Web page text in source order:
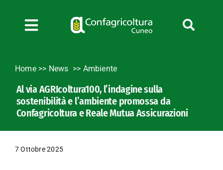
contenuto
Toggle
News
Bandi
Formazione
Convenzioni
Home>> News Ambiente
Al via AGRIcoltura100, l’indagine sulla
sostenibilità e l’ambiente promossa da
Confagricoltura e Reale Mutua Assicurazioni
7 Ottobre 2025